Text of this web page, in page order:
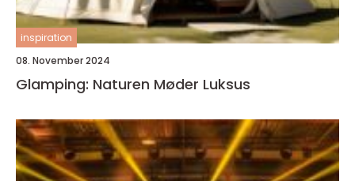
inspiration
08. November 2024
Glamping: Naturen Møder Luksus